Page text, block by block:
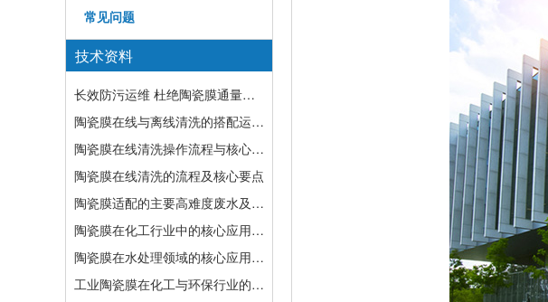
常见问题
技术资料
长效防污运维 杜绝陶瓷膜通量持续衰减
陶瓷膜在线与离线清洗的搭配运维策略
陶瓷膜在线清洗操作流程与核心要点
陶瓷膜在线清洗的流程及核心要点
陶瓷膜适配的主要高难度废水及处理优势
陶瓷膜在化工行业中的核心应用作用
陶瓷膜在水处理领域的核心应用及优势
工业陶瓷膜在化工与环保行业的核心应用